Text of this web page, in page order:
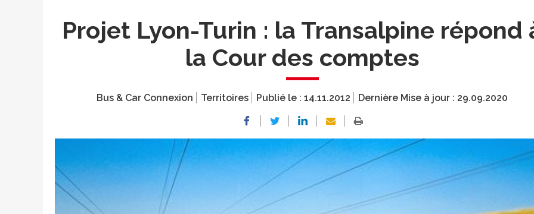
Projet Lyon-Turin : la Transalpine répond
la Cour des comptes
Bus & Car Connexion Territoires Publié le : 14.11.2012 Dernière Mise à jour : 29.09.2020